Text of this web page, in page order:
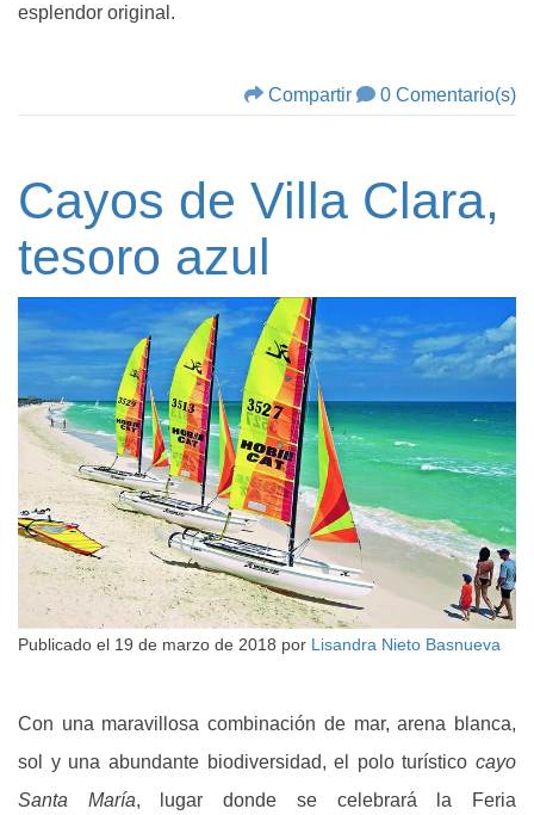
esplendor original.
Compartir 0 Comentario(s)
Cayos de Villa Clara,
tesoro azul
Publicado el 19 de marzo de 2018 por Lisandra Nieto Basnueva
Con una maravillosa combinación de mar, arena blanca,
sol y una abundante biodiversidad, el polo turístico cayo
Santa María, lugar donde se celebrará la Feria